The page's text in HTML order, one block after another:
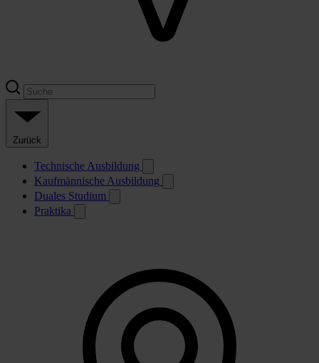
Zurück
Technische Ausbildung
Kaufmännische Ausbildung
Duales Studium
Praktika